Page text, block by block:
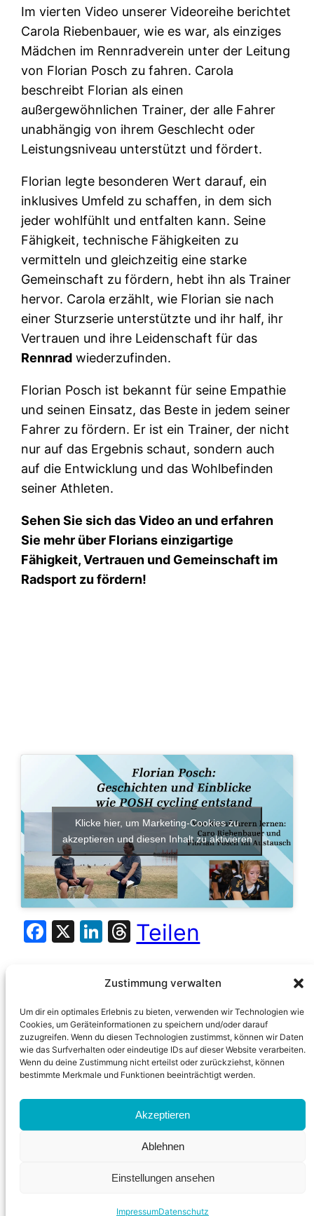
Zustimmung verwalten
Um dir ein optimales Erlebnis zu bieten, verwenden wir Technologien wie
Cookies, um Geräteinformationen zu speichern und/oder darauf
zuzugreifen. Wenn du diesen Technologien zustimmst, können wir Daten
wie das Surfverhalten oder eindeutige IDs auf dieser Website verarbeiten.
Wenn du deine Zustimmung nicht erteilst oder zurückziehst, können
bestimmte Merkmale und Funktionen beeinträchtigt werden.
Akzeptieren
Ablehnen
Einstellungen ansehen
ImpressumDatenschutz
Im vierten Video unserer Videoreihe berichtet
Carola Riebenbauer, wie es war, als einziges
Mädchen im Rennradverein unter der Leitung
von Florian Posch zu fahren. Carola
beschreibt Florian als einen
außergewöhnlichen Trainer, der alle Fahrer
unabhängig von ihrem Geschlecht oder
Leistungsniveau unterstützt und fördert.
Florian legte besonderen Wert darauf, ein
inklusives Umfeld zu schaffen, in dem sich
jeder wohlfühlt und entfalten kann. Seine
Fähigkeit, technische Fähigkeiten zu
vermitteln und gleichzeitig eine starke
Gemeinschaft zu fördern, hebt ihn als Trainer
hervor. Carola erzählt, wie Florian sie nach
einer Sturzserie unterstützte und ihr half, ihr
Vertrauen und ihre Leidenschaft für das
Rennrad wiederzufinden.
Florian Posch ist bekannt für seine Empathie
und seinen Einsatz, das Beste in jedem seiner
Fahrer zu fördern. Er ist ein Trainer, der nicht
nur auf das Ergebnis schaut, sondern auch
auf die Entwicklung und das Wohlbefinden
seiner Athleten.
Sehen Sie sich das Video an und erfahren
Sie mehr über Florians einzigartige
Fähigkeit, Vertrauen und Gemeinschaft im
Radsport zu fördern!
Klicke hier, um Marketing-Cookies zu
akzeptieren und diesen Inhalt zu aktivieren
Facebook
X LinkedIn
Threads
Teilen